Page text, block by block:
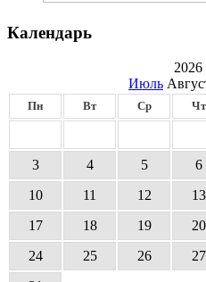
Календарь
2026
Июль
Пн Вт Ср Чт
3
4 5 6
10
11 12 13
17
18 19 20
24
25 26 27